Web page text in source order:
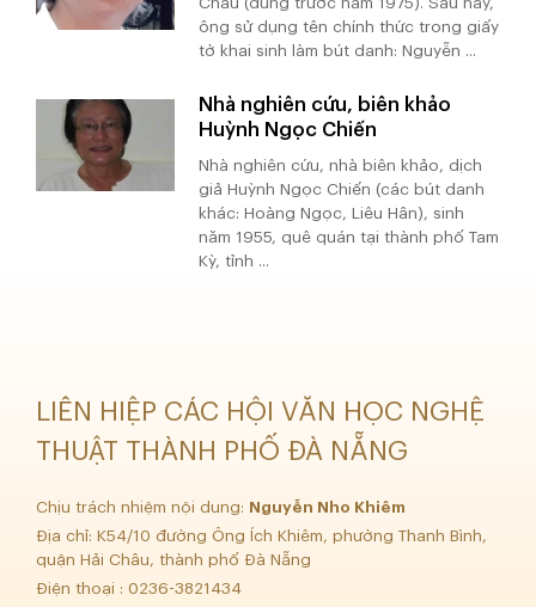
ông sử dụng tên chính thức trong giấy
tờ khai sinh làm bút danh: Nguyễn ...
Nhà nghiên cứu, biên khảo
Huỳnh Ngọc Chiến
Nhà nghiên cứu, nhà biên khảo, dịch
giả Huỳnh Ngọc Chiến (các bút danh
khác: Hoàng Ngọc, Liêu Hân), sinh
năm 1955, quê quán tại thành phố Tam
Kỳ, tỉnh ...
LIÊN HIỆP CÁC HỘI VĂN HỌC NGHỆ
THUẬT THÀNH PHỐ ĐÀ NẴNG
Chịu trách nhiệm nội dung: Nguyễn Nho Khiêm
Địa chỉ: K54/10 đường Ông Ích Khiêm, phường Thanh Bình,
quận Hải Châu, thành phố Đà Nẵng
Điện thoại : 0236-3821434